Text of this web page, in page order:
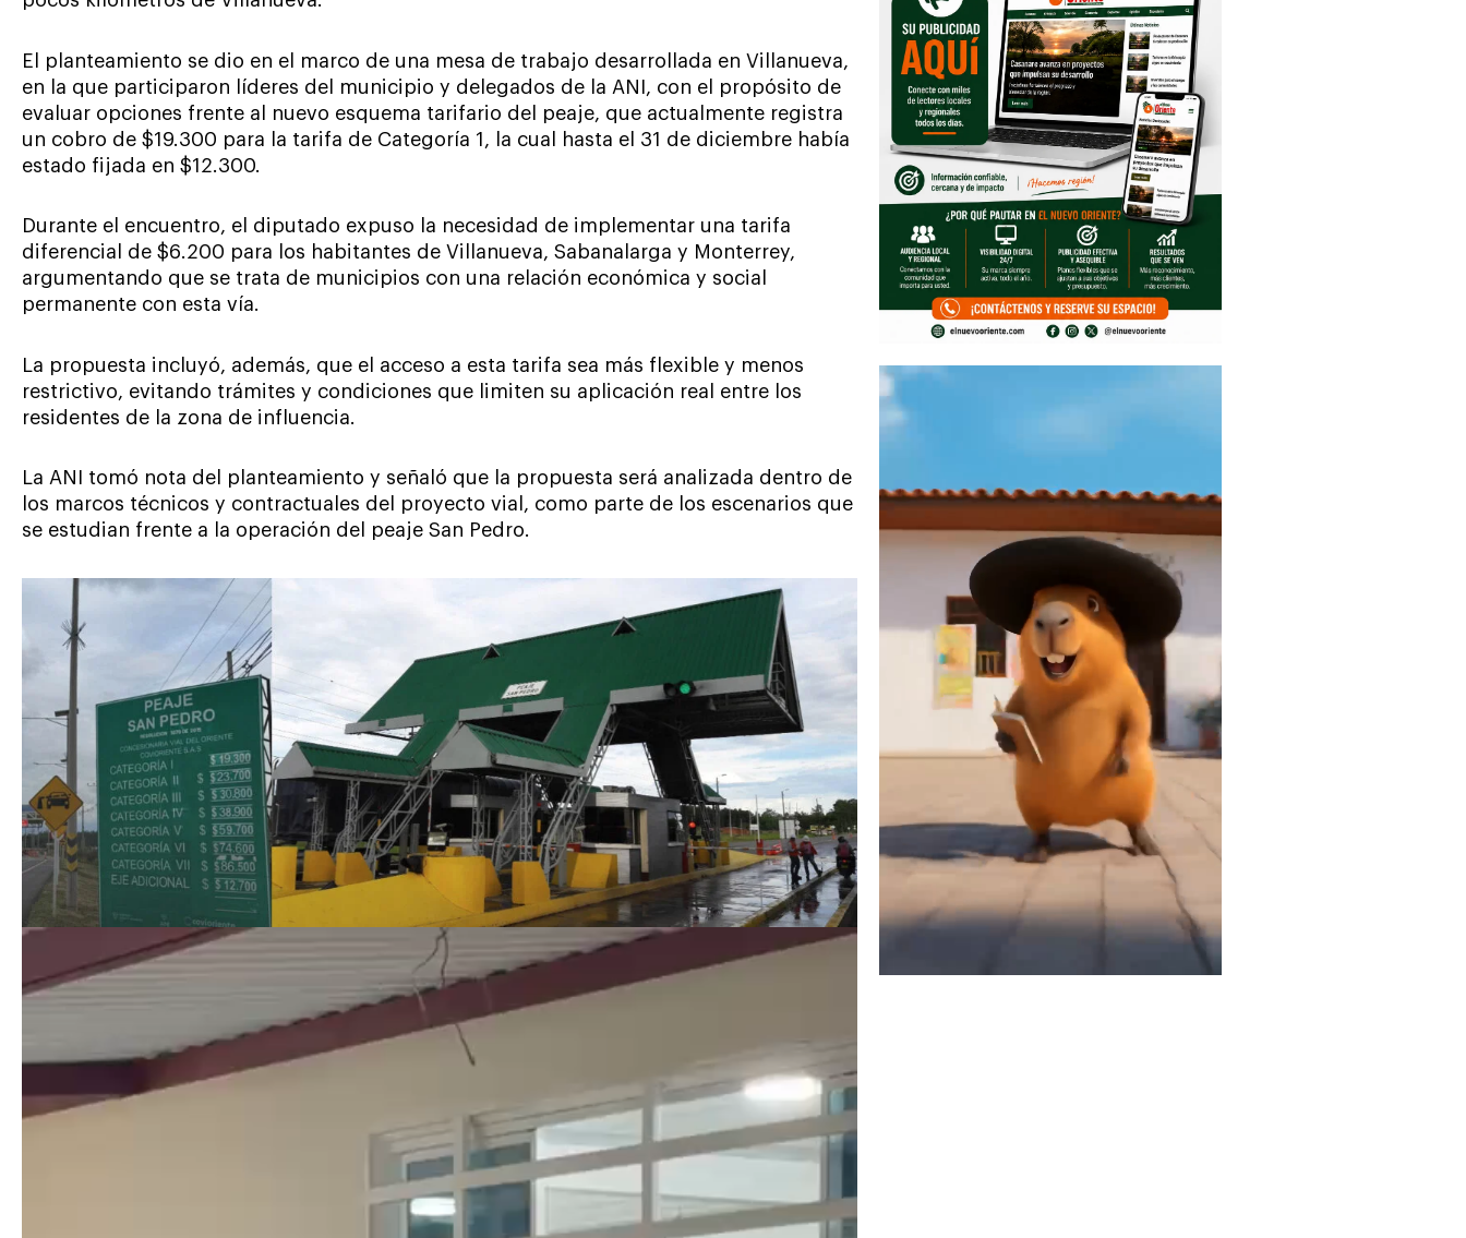
El planteamiento se dio en el marco de una mesa de trabajo desarrollada en Villanueva,
en la que participaron líderes del municipio y delegados de la ANI, con el propósito de
evaluar opciones frente al nuevo esquema tarifario del peaje, que actualmente registra
un cobro de $19.300 para la tarifa de Categoría 1, la cual hasta el 31 de diciembre había
estado fijada en $12.300.
Durante el encuentro, el diputado expuso la necesidad de implementar una tarifa
diferencial de $6.200 para los habitantes de Villanueva, Sabanalarga y Monterrey,
argumentando que se trata de municipios con una relación económica y social
permanente con esta vía.
La propuesta incluyó, además, que el acceso a esta tarifa sea más flexible y menos
restrictivo, evitando trámites y condiciones que limiten su aplicación real entre los
residentes de la zona de influencia.
La ANI tomó nota del planteamiento y señaló que la propuesta será analizada dentro de
los marcos técnicos y contractuales del proyecto vial, como parte de los escenarios que
se estudian frente a la operación del peaje San Pedro.